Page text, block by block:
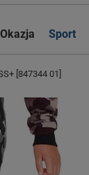
Okazja Sport
[847344 01]